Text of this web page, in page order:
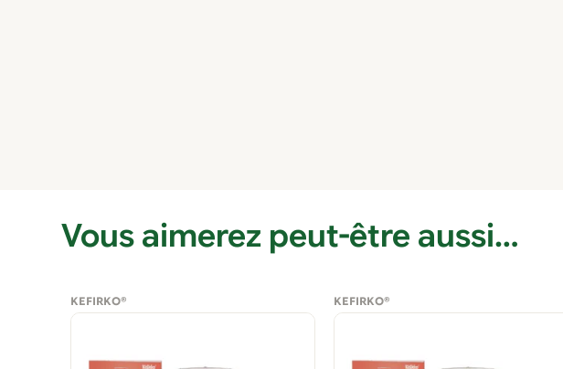
Vous aimerez peut-être aussi…
KEFIRKO® KEFIRKO®